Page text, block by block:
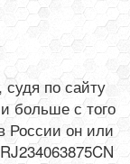
судя по сайту
больше с того
России он или